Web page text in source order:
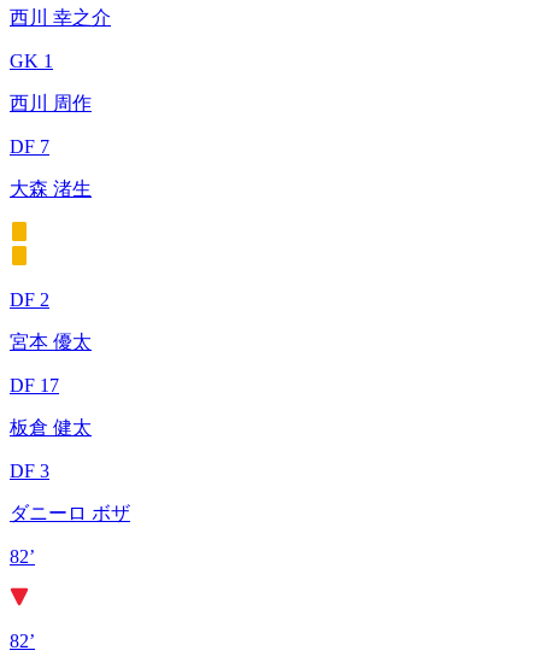
西川 幸之介
GK 1
西川 周作
DF 7
大森 渚生
DF 2
宮本 優太
DF 17
板倉 健太
DF 3
ダニーロ ボザ
82’
82’